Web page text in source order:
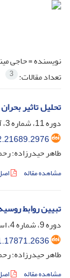
نویسنده =حاجی
تعداد مقالات: 3
تحلیل تاثیر
دوره 11، شماره 3، آذر 1401، صفحه
طاهر حیدرزاده؛
مشاهده مقاله
تبیین روابط
دوره 9، شماره 4، اسفند 1399، صفحه
طاهر حیدرزاده؛
مشاهده مقاله